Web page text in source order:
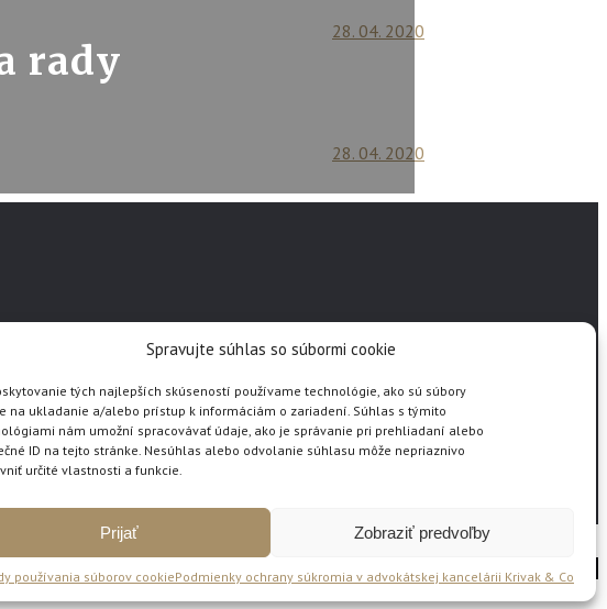
Spravujte súhlas so súbormi cookie
tých najlepších skúseností používame technológie, ako sú súbory
na ukladanie a/alebo prístup k informáciám o zariadení. Súhlas s týmito
nám umožní spracovávať údaje, ako je správanie pri prehliadaní alebo
ID na tejto stránke. Nesúhlas alebo odvolanie súhlasu môže nepriaznivo
určité vlastnosti a funkcie.
Prijať Zobraziť predvoľby
používania súborov cookiePodmienky ochrany súkromia v advokátskej kancelárii Krivak & Co
rady
28. 04. 2020
28. 04. 2020
Copyright © 2018 Krivak & Co